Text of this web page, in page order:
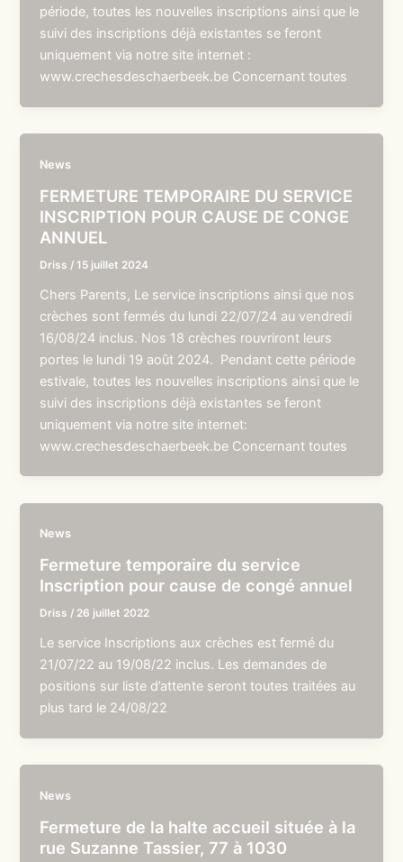
période, toutes les nouvelles inscriptions ainsi que le
suivi des inscriptions déjà existantes se feront
uniquement via notre site internet :
www.crechesdeschaerbeek.be Concernant toutes
News
FERMETURE TEMPORAIRE DU SERVICE
INSCRIPTION POUR CAUSE DE CONGE
ANNUEL
Driss /15 juillet 2024
Chers Parents, Le service inscriptions ainsi que nos
crèches sont fermés du lundi 22/07/24 au vendredi
16/08/24 inclus. Nos 18 crèches rouvriront leurs
portes le lundi 19 août 2024. Pendant cette période
estivale, toutes les nouvelles inscriptions ainsi que le
suivi des inscriptions déjà existantes se feront
uniquement via notre site internet:
www.crechesdeschaerbeek.be Concernant toutes
News
Fermeture temporaire du service
Inscription pour cause de congé annuel
Driss / 26 juillet 2022
Le service Inscriptions aux crèches est fermé du
21/07/22 au 19/08/22 inclus. Les demandes de
positions sur liste d’attente seront toutes traitées au
plus tard le 24/08/22
News
Fermeture de la halte accueil située à la
rue Suzanne Tassier, 77 à 1030